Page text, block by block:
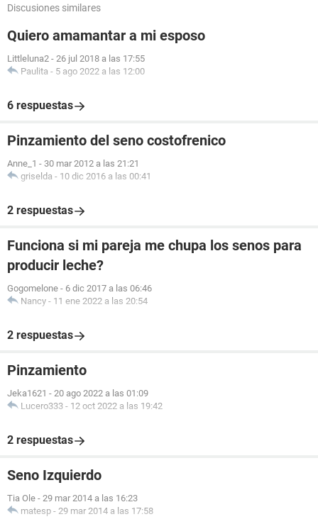
Discusiones similares
Quiero amamantar a mi esposo
Littleluna2 - 26 jul 2018 a las 17:55
Paulita - 5 ago 2022 a las 12:00
6 respuestas
Pinzamiento del seno costofrenico
Anne_1 - 30 mar 2012 a las 21:21
griselda - 10 dic 2016 a las 00:41
2 respuestas
Funciona si mi pareja me chupa los senos para
producir leche?
Gogomelone - 6 dic 2017 a las 06:46
Nancy - 11 ene 2022 a las 20:54
2 respuestas
Pinzamiento
Jeka1621 - 20 ago 2022 a las 01:09
Lucero333 - 12 oct 2022 a las 19:42
2 respuestas
Seno Izquierdo
Tia Ole - 29 mar 2014 a las 16:23
matesp - 29 mar 2014 a las 17:58